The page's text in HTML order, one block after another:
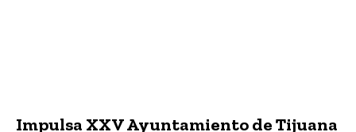
Impulsa XXV Ayuntamiento de Tijuana